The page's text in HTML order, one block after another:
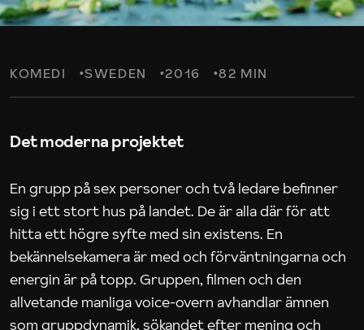
KOMEDI SWEDEN 2016 82 MIN
Det moderna projektet
En grupp på sex personer och två ledare befinner
sig i ett stort hus på landet. De är alla där för att
hitta ett högre syfte med sin existens. En
bekännelsekamera är med och förväntningarna och
energin är på topp. Gruppen, filmen och den
allvetande manliga voice-overn avhandlar ämnen
som gruppdynamik, sökandet efter mening och